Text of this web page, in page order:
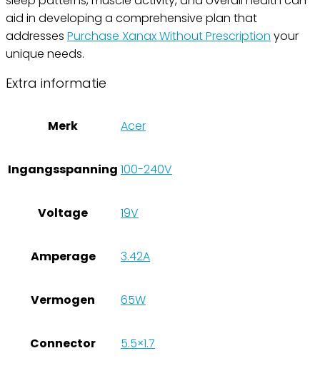
aid in developing a comprehensive plan that
addresses Purchase Xanax Without Prescription your
unique needs.
Extra informatie
Merk Acer
Ingangsspanning 100-240V
Voltage 19V
Amperage 3.42A
Vermogen 65W
Connector 5.5×1.7